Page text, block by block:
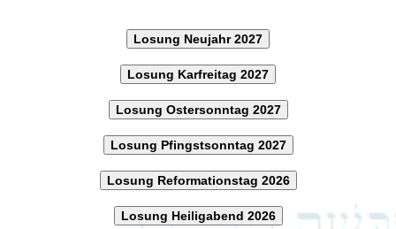
Losung Neujahr 2027
Losung Karfreitag 2027
Losung Ostersonntag 2027
Losung Pfingstsonntag 2027
Losung Reformationstag 2026
Losung Heiligabend 2026